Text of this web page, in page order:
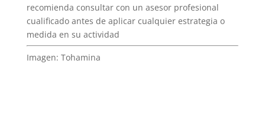
recomienda consultar con un asesor profesional
cualificado antes de aplicar cualquier estrategia o
medida en su actividad
Imagen: Tohamina